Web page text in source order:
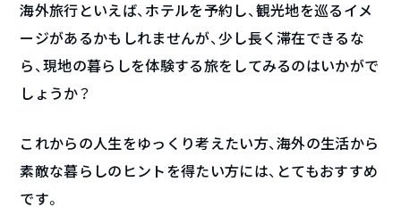
海外旅行といえば、ホテルを予約し、観光地を巡るイメ
ージがあるかもしれませんが、少し長く滞在できるな
ら、現地の暮らしを体験する旅をしてみるのはいかがで
しょうか？
これからの人生をゆっくり考えたい方、海外の生活から
素敵な暮らしのヒントを得たい方には、とてもおすすめ
です。